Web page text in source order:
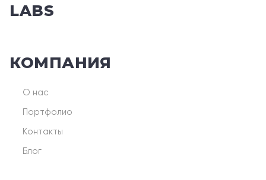
LABS
КОМПАНИЯ
О нас
Портфолио
Контакты
Блог